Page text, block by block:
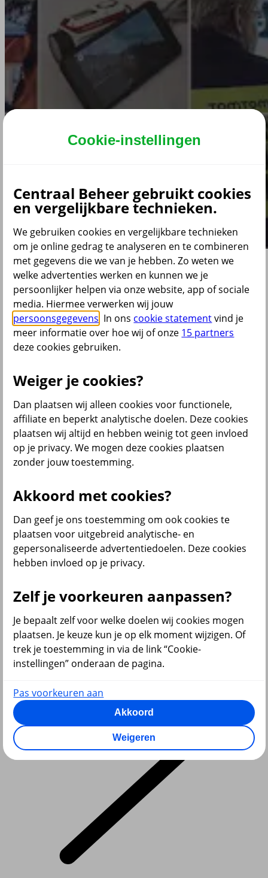
TomTom
Over onze dienstverlening
"Een duidelijke pensioenregeling voor ons internationale
werknemersbestand met zoveel mogelijk informatie over het
pensioen waar zij uiteindelijk op uit gaan komen."
Centraal Beheer PPI voert voor TomTom een bruto
en een netto beschikbare premieregeling uit.
Rosemary van Giezen, Compensation & Benefits Manager bij
TomTom: "Wij waren op zoek naar een pensioenregeling die voor al
onze medewerkers duidelijk is. Vanwege ons internationale
werknemersbestand moet de pensioencommunicatie zowel in het
Nederlands als in Engels beschikbaar zijn. Daarnaast vinden wij het
belangrijk dat onze werknemers op een toegankelijke manier
zullen komen. Hierbij heeft het pensioenportaal de doorslag
gegeven. Natuurlijk spelen de kosten ook een rol. Wij willen zo laag
ons ook goed beheersbaar zijn. De samenwerking verloopt erg
goed. Het is fijn dat we één contactpersoon hebben en de
administratie via het werkgeversportaal werkt eenvoudig en goed."
Bekijk alle klantverhalen
Wij zijn trots dat wij voor inmiddels ruim 1000 werkgevers de
pensioenregeling mogen uitvoeren.
Cookie-instellingen
Centraal Beheer gebruikt cookies
en vergelijkbare technieken.
We gebruiken cookies en vergelijkbare technieken
om je online gedrag te analyseren en te combineren
met gegevens die we van je hebben. Zo weten we
welke advertenties werken en kunnen we je
persoonlijker helpen via onze website, app of sociale
media. Hiermee verwerken wij jouw
persoonsgegevens . In ons cookie statementvind je
meer informatie over hoe wij of onze 15 partners
deze cookies gebruiken.
Weiger je cookies?
Dan plaatsen wij alleen cookies voor functionele,
affiliate en beperkt analytische doelen. Deze cookies
plaatsen wij altijd en hebben weinig tot geen invloed
op je privacy. We mogen deze cookies plaatsen
zonder jouw toestemming.
Akkoord met cookies?
Dan geef je ons toestemming om ook cookies te
plaatsen voor uitgebreid analytische- en
gepersonaliseerde advertentiedoelen. Deze cookies
hebben invloed op je privacy.
Zelf je voorkeuren aanpassen?
Je bepaalt zelf voor welke doelen wij cookies mogen
plaatsen. Je keuze kun je op elk moment wijzigen. Of
trek je toestemming in via de link “Cookie-
instellingen” onderaan de pagina.
Pas voorkeuren aan
Akkoord
Weigeren